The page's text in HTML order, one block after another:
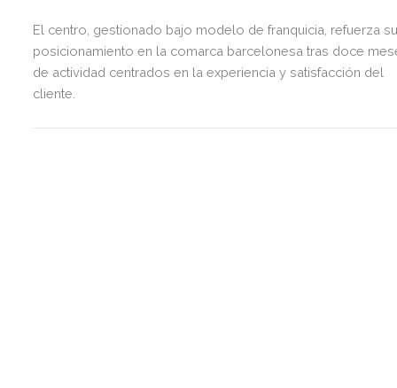
El centro, gestionado bajo modelo de franquicia, refuerza
posicionamiento en la comarca barcelonesa tras doce
de actividad centrados en la experiencia y satisfacción del
cliente.